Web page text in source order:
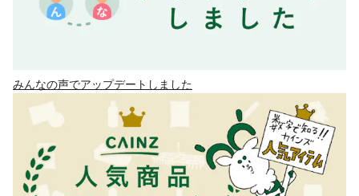
みんなの声でアップデートしました